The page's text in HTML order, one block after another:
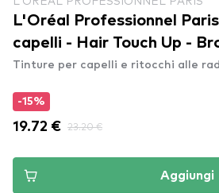
L'Oréal Professionnel
capelli - Hair Touch Up -
Tinture per capelli e ritocchi alle
-15%
19.72 € 23.20 €
Aggiungi